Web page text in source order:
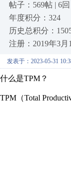
帖子：569帖 | 6回
年度积分：324
历史总积分：
注册：2019年3月
发表于：2023-05-31
什么是TPM？
TPM（Total